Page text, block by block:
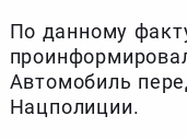
По данному
Автомобиль
Нацполиции.